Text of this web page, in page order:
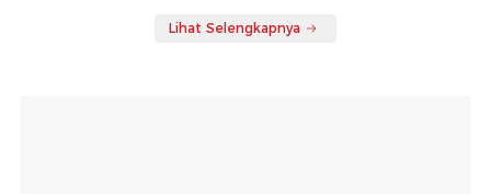
Lihat Selengkapnya